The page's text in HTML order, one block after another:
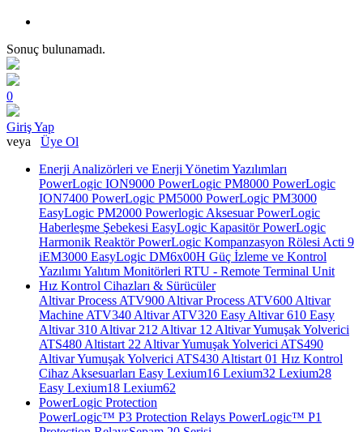
Sonuç bulunamadı.
0
Giriş Yap
veya Üye Ol
Enerji Analizörleri ve Enerji Yönetim Yazılımları
PowerLogic ION9000 PowerLogic PM8000 PowerLogic
ION7400 PowerLogic PM5000 PowerLogic PM3000
EasyLogic PM2000 Powerlogic AksesuarPowerLogic
Haberleşme Şebekesi EasyLogic KapasitörPowerLogic
Harmonik ReaktörPowerLogic Kompanzasyon Rölesi Acti 9
iEM3000 EasyLogic DM6x00H Güç İzleme ve Kontrol
Yazılımı Yalıtım Monitörleri RTU - Remote Terminal Unit
Hız Kontrol Cihazları & Sürücüler
Altivar Process ATV900 Altivar Process ATV600 Altivar
Machine ATV340 Altivar ATV320 Easy Altivar 610 Easy
Altivar 310 Altivar 212 Altivar 12 Altivar Yumuşak Yolverici
ATS480 Altistart 22 Altivar Yumuşak Yolverici ATS490
Altivar Yumuşak Yolverici ATS430 Altistart 01 Hız Kontrol
Cihaz Aksesuarları Easy Lexium16 Lexium32 Lexium28
Easy Lexium18 Lexium62
PowerLogic Protection
PowerLogic™ P3 Protection Relays PowerLogic™ P1